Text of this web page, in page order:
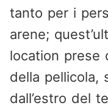
tanto per i
arene;
location prese
della pellicola,
dall’estro del